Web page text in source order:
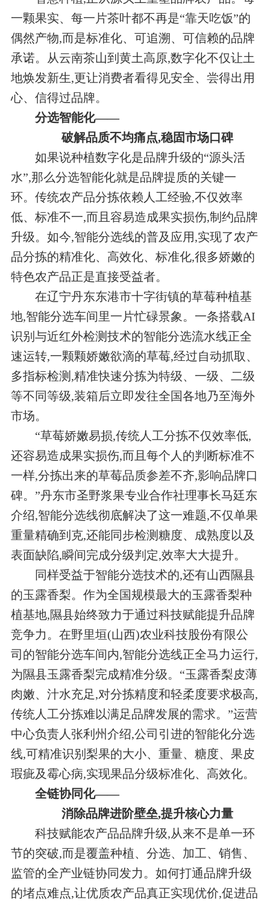
一颗果实、每一片茶叶都不再是“靠天吃饭”的
偶然产物,而是标准化、可追溯、可信赖的品牌
承诺。从云南茶山到黄土高原,数字化不仅让土
地焕发新生,更让消费者看得见安全、尝得出用
心、信得过品牌。
分选智能化——
破解品质不均痛点,稳固市场口碑
如果说种植数字化是品牌升级的“源头活
水”,那么分选智能化就是品牌提质的关键一
环。传统农产品分拣依赖人工经验,不仅效率
低、标准不一,而且容易造成果实损伤,制约品牌
升级。如今,智能分选线的普及应用,实现了农产
品分拣的精准化、高效化、标准化,很多娇嫩的
特色农产品正是直接受益者。
在辽宁丹东东港市十字街镇的草莓种植基
地,智能分选车间里一片忙碌景象。一条搭载AI
识别与近红外检测技术的智能分选流水线正全
速运转,一颗颗娇嫩欲滴的草莓,经过自动抓取、
多指标检测,精准快速分拣为特级、一级、二级
等不同等级,装箱后立即发往全国各地乃至海外
市场。
“草莓娇嫩易损,传统人工分拣不仅效率低,
还容易造成果实损伤,而且每个人的判断标准不
一样,分拣出来的草莓品质参差不齐,影响品牌口
碑。”丹东市圣野浆果专业合作社理事长马廷东
介绍,智能分选线彻底解决了这一难题,不仅单果
重量精确到克,还能同步检测糖度、成熟度以及
表面缺陷,瞬间完成分级判定,效率大大提升。
同样受益于智能分选技术的,还有山西隰县
的玉露香梨。作为全国规模最大的玉露香梨种
植基地,隰县始终致力于通过科技赋能提升品牌
竞争力。在野里垣(山西)农业科技股份有限公
司的智能分选车间内,智能分选线正全马力运行,
为隰县玉露香梨完成精准分级。“玉露香梨皮薄
肉嫩、汁水充足,对分拣精度和轻柔度要求极高,
传统人工分拣难以满足品牌发展的需求。”运营
中心负责人张利州介绍,公司引进的智能化分选
线,可精准识别梨果的大小、重量、糖度、果皮
瑕疵及霉心病,实现果品分级标准化、高效化。
全链协同化——
消除品牌进阶壁垒,提升核心力量
科技赋能农产品品牌升级,从来不是单一环
节的突破,而是覆盖种植、分选、加工、销售、
监管的全产业链协同发力。如何打通品牌升级
的堵点难点,让优质农产品真正实现优价,促进品